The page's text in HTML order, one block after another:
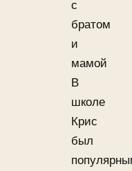
с
братом
и
мамой
В
школе
Крис
был